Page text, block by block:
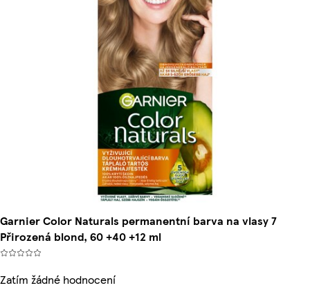
Garnier Color Naturals permanentní barva na vlasy 7
Přirozená blond, 60 +40 +12 ml
Zatím žádné hodnocení